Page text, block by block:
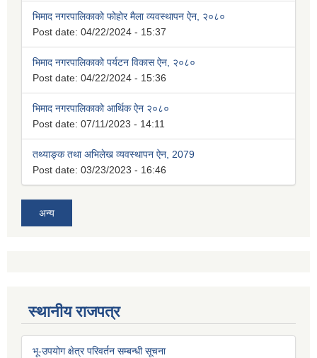
भिमाद नगरपालिकाको फोहोर मैला व्यवस्थापन ऐन, २०८०
Post date: 04/22/2024 - 15:37
भिमाद नगरपालिकाको पर्यटन विकास ऐन, २०८०
Post date: 04/22/2024 - 15:36
भिमाद नगरपालिकाको आर्थिक ऐन २०८०
Post date: 07/11/2023 - 14:11
तथ्याङ्क तथा अभिलेख व्यवस्थापन ऐन, 2079
Post date: 03/23/2023 - 16:46
अन्य
स्थानीय राजपत्र
भू-उपयोग क्षेत्र परिवर्तन सम्बन्धी सूचना